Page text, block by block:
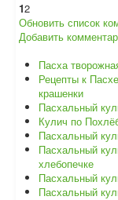
12
Обновить список
Добавить
Пасха
Рецепты к
крашенки
Пасхальный
Кулич по
Пасхальный
Пасхальный
хлебопечке
Пасхальный
Пасхальный